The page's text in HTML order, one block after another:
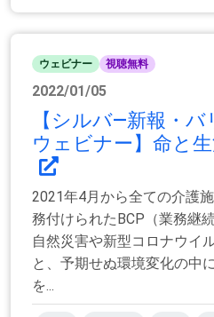
ウェビナー 視聴無料
2022/01/05
【シルバ―新報・
ウェビナー】命と
2021年4月から全ての介護
務付けられたBCP（業務継
自然災害や新型コロナウイ
と、予期せぬ環境変化の中
を...